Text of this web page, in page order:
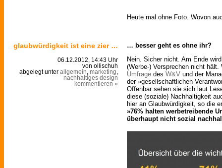
Heute mal ohne Foto. Wovon
glaubwürdigkeit ist eine zier …
06.12.2012, 14:43 Uhr
von ollischuh
abgelegt unter allgemein marketing
nachhaltiges design
kommentieren »
… besser geht es ohne ihr?
Nein. Sicher nicht. Am Ende
(Werbe-) Versprechen nicht
Umfrage des W&V und der
der »gesellschaftlichen
Offenbar sehen sie sich laut
diese (soziale) Nachhaltigkeit
hier an Glaubwürdigkeit, so die
»76% halten werbetreibende
überhaupt nicht sozial